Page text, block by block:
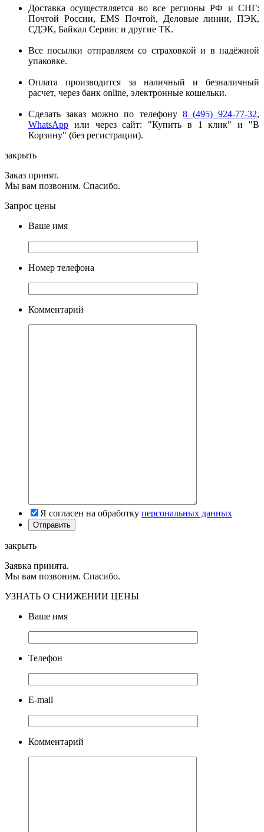
Доставка осуществляется во все регионы РФ и СНГ:
Почтой России, EMS Почтой, Деловые линии, ПЭК,
СДЭК, Байкал Сервис и другие ТК.
Все посылки отправляем со страховкой и в надёжной
упаковке.
Оплата производится за наличный и безналичный
расчет, через банк online, электронные кошельки.
Сделать заказ можно по телефону 8 (495) 924-77-32,
WhatsApp или через сайт: "Купить в 1 клик" и "В
Корзину" (без регистрации).
закрыть
Заказ принят.
Мы вам позвоним. Спасибо.
Запрос цены
Ваше имя
Номер телефона
Комментарий
Я согласен на обработку персональных данных
закрыть
Заявка принята.
Мы вам позвоним. Спасибо.
УЗНАТЬ О СНИЖЕНИИ ЦЕНЫ
Ваше имя
Телефон
E-mail
Комментарий